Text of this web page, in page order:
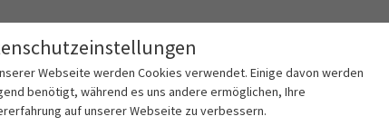
Webseite werden Cookies verwendet. Einige davon werden
benötigt, während es uns andere ermöglichen, Ihre
auf unserer Webseite zu verbessern.